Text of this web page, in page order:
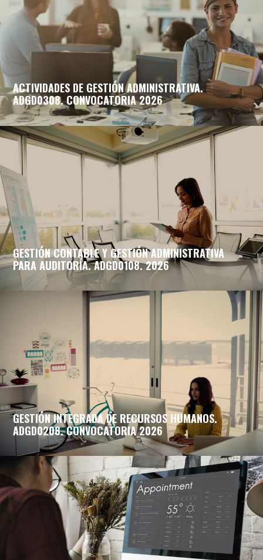
ACTIVIDADES DE GESTIÓN ADMINISTRATIVA.
ADGD0308. CONVOCATORIA 2026
GESTIÓN CONTABLE Y GESTIÓN ADMINISTRATIVA
PARA AUDITORÍA. ADGD0108. 2026
GESTIÓN INTEGRADA DE RECURSOS HUMANOS.
ADGD0208. CONVOCATORIA 2026